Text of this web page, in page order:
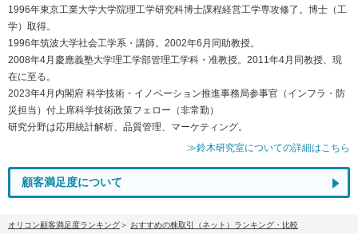
1996年東京工業大学大学院理工学研究科博士課程経営工学専攻修了。博士（工
学）取得。
1996年筑波大学社会工学系・講師。2002年6月同助教授。
2008年4月慶應義塾大学理工学部管理工学科・准教授。2011年4月同教授、現
在に至る。
2023年4月内閣府 科学技術・イノベーション推進事務局参事官（インフラ・防
災担当）付上席科学技術政策フェロー（非常勤）
研究分野は応用統計解析、品質管理、マーケティング。
≫鈴木研究室についての詳細はこちら
顧客満足度について
オリコン顧客満足度ランキング
おすすめの株取引（ネット）ランキング・比較